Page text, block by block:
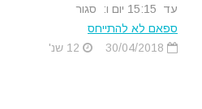
עד 15:15 יום ו: סגור
ספאם לא להתייחס